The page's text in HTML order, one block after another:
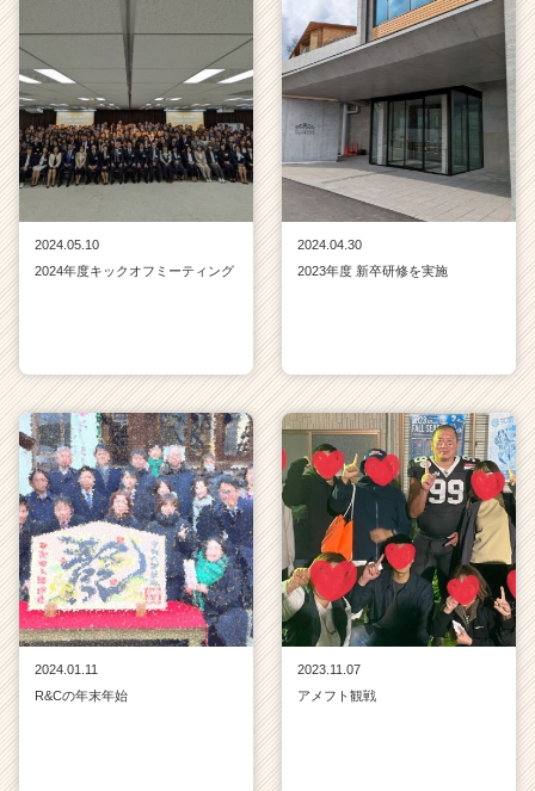
2024.05.10
2024年度キックオフミーティング
2024.04.30
2023年度 新卒研修を実施
2024.01.11
R&Cの年末年始
2023.11.07
アメフト観戦